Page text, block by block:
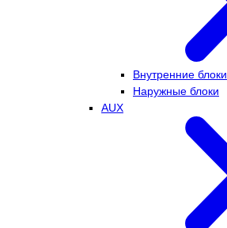
Внутренние блоки
Наружные блоки
AUX